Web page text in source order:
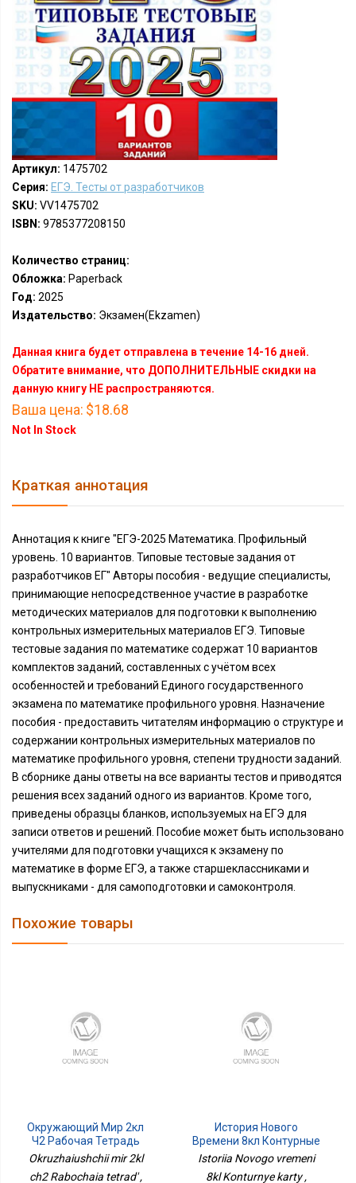
Артикул: 1475702
Серия: ЕГЭ. Тесты от разработчиков
SKU: VV1475702
ISBN: 9785377208150
Количество страниц:
Обложка: Paperback
Год: 2025
Издательство: Экзамен(Ekzamen)
Данная книга будет отправлена в течение 14-16 дней.
Обратите внимание, что ДОПОЛНИТЕЛЬНЫЕ скидки на
данную книгу НЕ распространяются.
Ваша цена: $18.68
Not In Stock
Краткая аннотация
Аннотация к книге "ЕГЭ-2025 Математика. Профильный
уровень. 10 вариантов. Типовые тестовые задания от
разработчиков ЕГ" Авторы пособия - ведущие специалисты,
принимающие непосредственное участие в разработке
методических материалов для подготовки к выполнению
контрольных измерительных материалов ЕГЭ. Типовые
тестовые задания по математике содержат 10 вариантов
комплектов заданий, составленных с учётом всех
особенностей и требований Единого государственного
экзамена по математике профильного уровня. Назначение
пособия - предоставить читателям информацию о структуре и
содержании контрольных измерительных материалов по
математике профильного уровня, степени трудности заданий.
В сборнике даны ответы на все варианты тестов и приводятся
решения всех заданий одного из вариантов. Кроме того,
приведены образцы бланков, используемых на ЕГЭ для
записи ответов и решений. Пособие может быть использовано
учителями для подготовки учащихся к экзамену по
математике в форме ЕГЭ, а также старшеклассниками и
выпускниками - для самоподготовки и самоконтроля.
Похожие товары
Окружающий Мир 2кл
Ч2 Рабочая Тетрадь
Okruzhaiushchii mir 2kl
ch2 Rabochaia tetrad' ,
История Нового
Времени 8кл Контурные
Карты
Istoriia Novogo vremeni
8kl Konturnye karty ,